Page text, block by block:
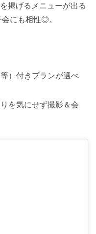
掲げるメニューが出る
にも相性◎。
）付きプランが選べ
を気にせず撮影＆会